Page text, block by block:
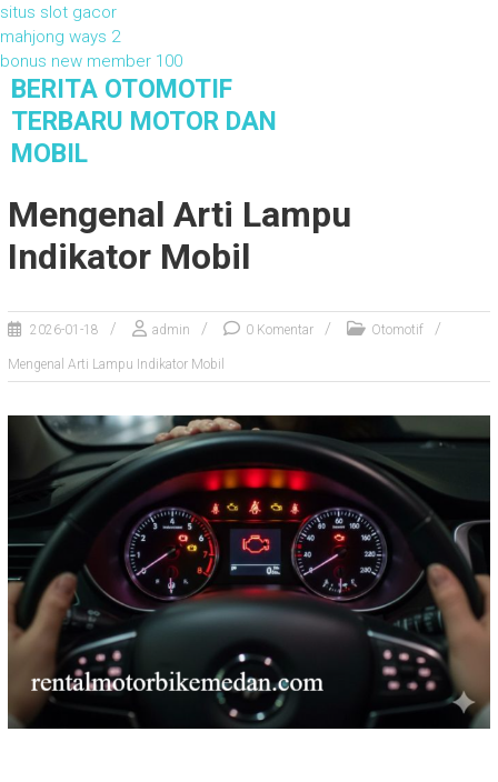
situs slot gacor
mahjong ways 2
bonus new member 100
e
BERITA OTOMOTIF
TERBARU MOTOR DAN
MOBIL
Mengenal Arti Lampu
Indikator Mobil
2026-01-18 admin 0 Komentar Otomotif
Mengenal Arti Lampu Indikator Mobil